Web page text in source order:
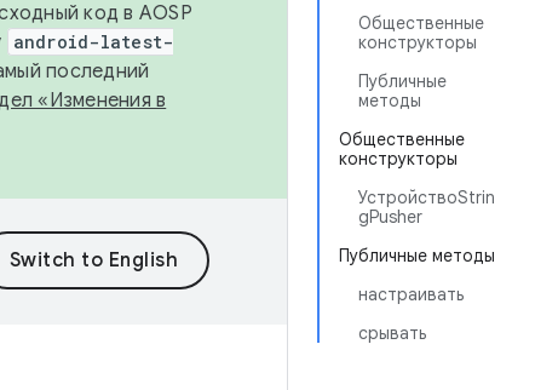
Общественные
конструкторы
Публичные
методы
Общественные
конструкторы
УстройствоStrin
gPusher
Публичные методы
настраивать
срывать
код в AOSP
android-latest-
последний
«Изменения в